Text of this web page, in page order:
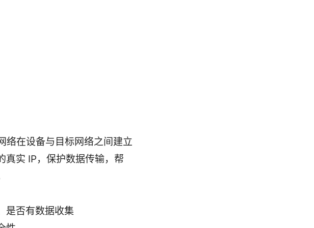
络在设备与目标网络之间建立
真实 IP，保护数据传输，帮
是否有数据收集